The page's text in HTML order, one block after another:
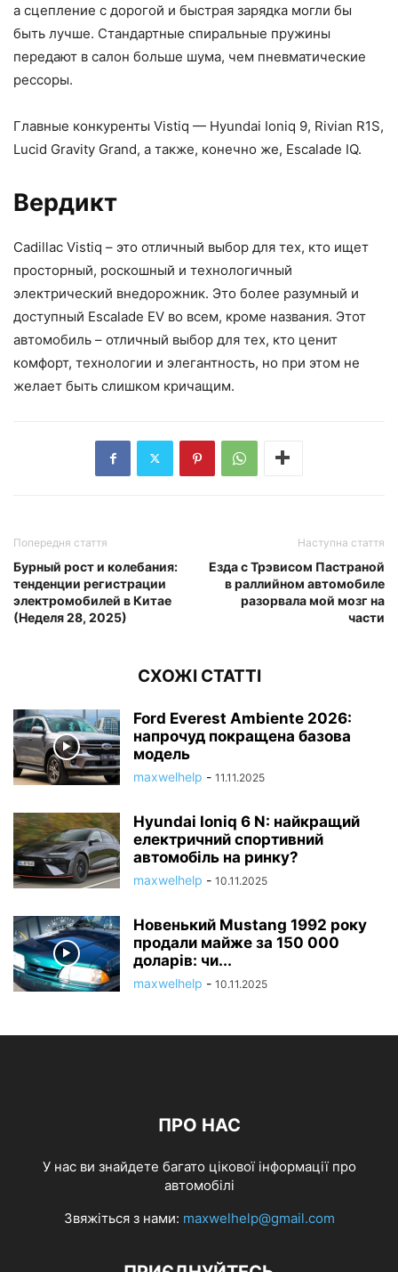
а сцепление с дорогой и быстрая зарядка могли бы
быть лучше. Стандартные спиральные пружины
передают в салон больше шума, чем пневматические
рессоры.
Главные конкуренты Vistiq — Hyundai Ioniq 9, Rivian R1S,
Lucid Gravity Grand, а также, конечно же, Escalade IQ.
Вердикт
Cadillac Vistiq – это отличный выбор для тех, кто ищет
просторный, роскошный и технологичный
электрический внедорожник. Это более разумный и
доступный Escalade EV во всем, кроме названия. Этот
автомобиль – отличный выбор для тех, кто ценит
комфорт, технологии и элегантность, но при этом не
желает быть слишком кричащим.
Попередня стаття
Бурный рост и колебания:
тенденции регистрации
электромобилей в Китае
(Неделя 28, 2025)
Наступна стаття
Езда с Трэвисом Пастраной
в раллийном автомобиле
разорвала мой мозг на
части
СХОЖІ СТАТТІ
Ford Everest Ambiente 2026:
напрочуд покращена базова
модель
maxwelhelp - 11.11.2025
Hyundai Ioniq 6 N: найкращий
електричний спортивний
автомобіль на ринку?
maxwelhelp - 10.11.2025
Новенький Mustang 1992 року
продали майже за 150 000
доларів: чи...
maxwelhelp - 10.11.2025
ПРО НАС
У нас ви знайдете багато цікової інформації про
автомобілі
Звяжіться з нами: maxwelhelp@gmail.com